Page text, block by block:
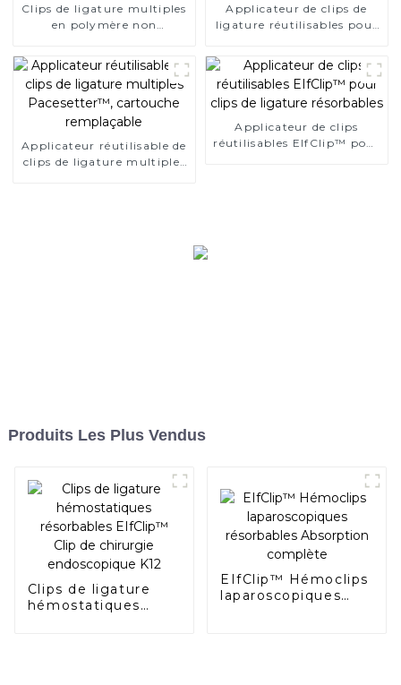
Clips de ligature multiples
en polymère non
Applicateur de clips de
ligature réutilisables pour
Applicateur réutilisable de
clips de ligature multiples
Applicateur de clips
réutilisables EIfClip™ pour
Produits Les Plus Vendus
Clips de ligature
hémostatiques
EIfClip™ Hémoclips
laparoscopiques